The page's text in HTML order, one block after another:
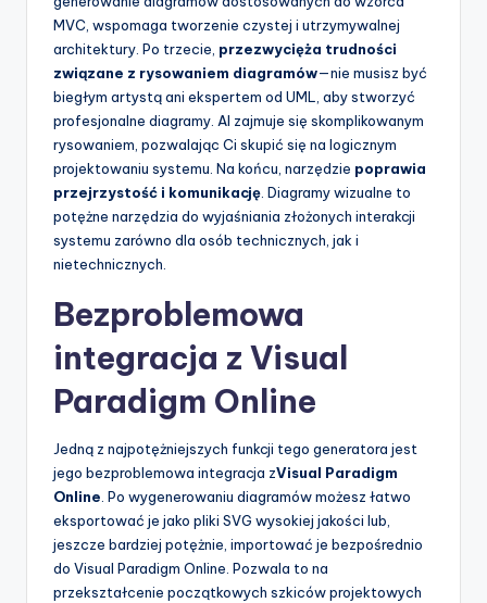
MVC, wspomaga tworzenie czystej i utrzymywalnej
architektury. Po trzecie, przezwycięża trudności
związane z rysowaniem diagramów—nie musisz być
biegłym artystą ani ekspertem od UML, aby stworzyć
profesjonalne diagramy. AI zajmuje się skomplikowanym
rysowaniem, pozwalając Ci skupić się na logicznym
projektowaniu systemu. Na końcu, narzędzie poprawia
przejrzystość i komunikację . Diagramy wizualne to
potężne narzędzia do wyjaśniania złożonych interakcji
systemu zarówno dla osób technicznych, jak i
nietechnicznych.
Bezproblemowa
integracja z Visual
Paradigm Online
Jedną z najpotężniejszych funkcji tego generatora jest
jego bezproblemowa integracja zVisual Paradigm
Online . Po wygenerowaniu diagramów możesz łatwo
eksportować je jako pliki SVG wysokiej jakości lub,
jeszcze bardziej potężnie, importować je bezpośrednio
do Visual Paradigm Online. Pozwala to na
przekształcenie początkowych szkiców projektowych